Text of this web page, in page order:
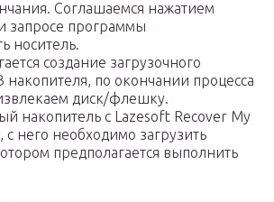
Соглашаемся нажатием
запросе программы
носитель.
создание загрузочного
накопителя, по окончании процесса
диск/флешку.
накопитель с Lazesoft Recover My
с него необходимо загрузить
предполагается выполнить